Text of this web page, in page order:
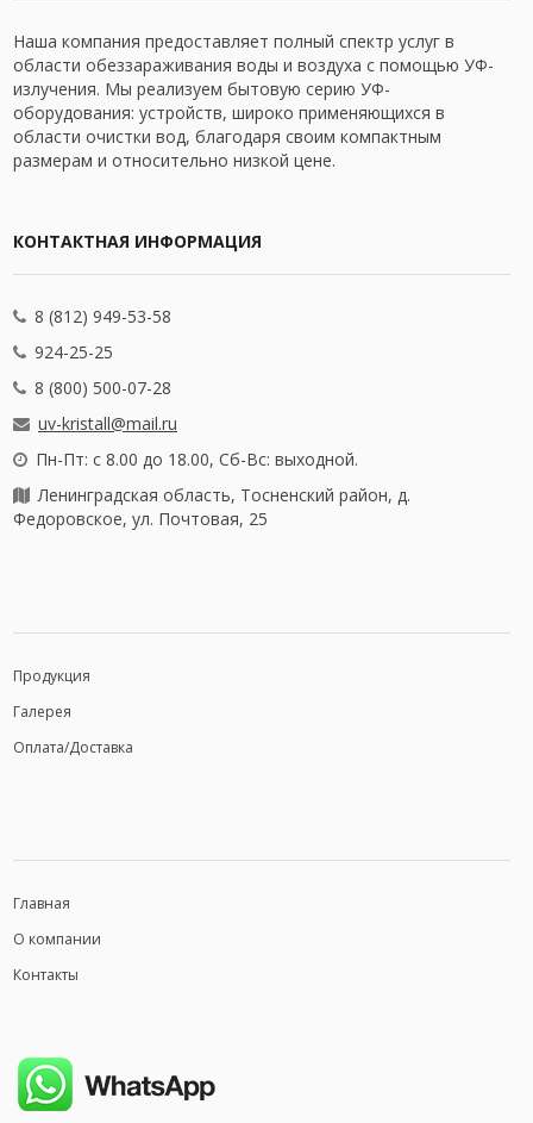
Наша компания предоставляет полный спектр услуг в
области обеззараживания воды и воздуха с помощью УФ-
излучения. Мы реализуем бытовую серию УФ-
оборудования: устройств, широко применяющихся в
области очистки вод, благодаря своим компактным
размерам и относительно низкой цене.
КОНТАКТНАЯ ИНФОРМАЦИЯ
8 (812) 949-53-58
924-25-25
8 (800) 500-07-28
uv-kristall@mail.ru
Пн-Пт: с 8.00 до 18.00, Сб-Вс: выходной.
Ленинградская область, Тосненский район, д.
Федоровское, ул. Почтовая, 25
Продукция
Галерея
Оплата/Доставка
Главная
О компании
Контакты